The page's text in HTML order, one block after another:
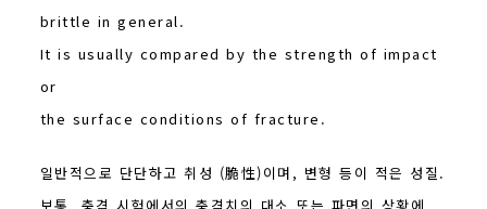
brittle in general.
It is usually compared by the strength of impact
or
the surface conditions of fracture.
일반적으로 단단하고 취성 (脆性)이며, 변형 등이 적은 성질.